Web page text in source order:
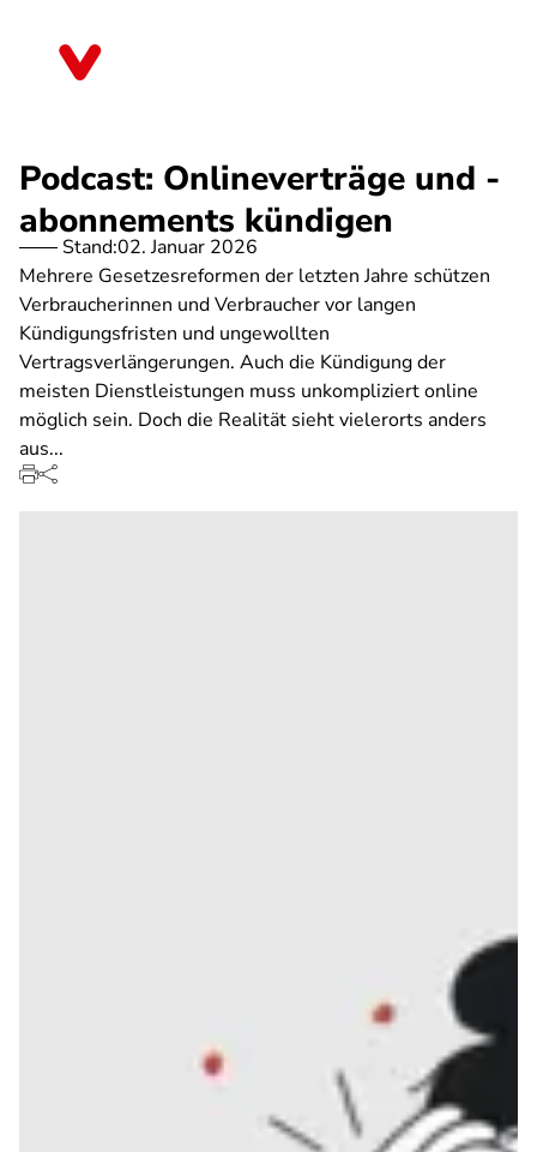
Podcast: Onlineverträge und -
abonnements kündigen
Stand:02. Januar 2026
Mehrere Gesetzesreformen der letzten Jahre schützen
Verbraucherinnen und Verbraucher vor langen
Kündigungsfristen und ungewollten
Vertragsverlängerungen. Auch die Kündigung der
meisten Dienstleistungen muss unkompliziert online
möglich sein. Doch die Realität sieht vielerorts anders
aus...